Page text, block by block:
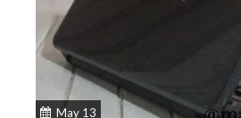
May 13